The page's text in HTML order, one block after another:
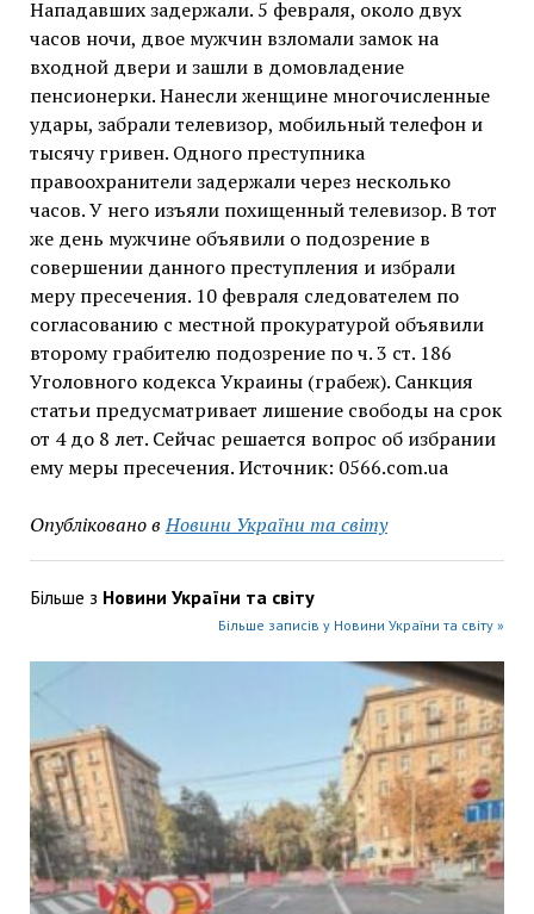
Нападавших задержали. 5 февраля, около двух
часов ночи, двое мужчин взломали замок на
входной двери и зашли в домовладение
пенсионерки. Нанесли женщине многочисленные
удары, забрали телевизор, мобильный телефон и
тысячу гривен. Одного преступника
правоохранители задержали через несколько
часов. У него изъяли похищенный телевизор. В тот
же день мужчине объявили о подозрение в
совершении данного преступления и избрали
меру пресечения. 10 февраля следователем по
согласованию с местной прокуратурой объявили
второму грабителю подозрение по ч. 3 ст. 186
Уголовного кодекса Украины (грабеж). Санкция
статьи предусматривает лишение свободы на срок
от 4 до 8 лет. Сейчас решается вопрос об избрании
ему меры пресечения. Источник: 0566.com.ua
Опубліковано в Новини України та світу
Більше з Новини України та світу
Більше записів у Новини України та світу »